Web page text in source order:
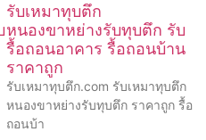
รับเหมาทุบตึก
หนองขาหย่างรับทุบตึก รับ
รื้อถอนอาคาร รื้อถอนบ้าน
ราคาถูก
รับเหมาทุบตึก.com รับเหมาทุบตึก
หนองขาหย่างรับทุบตึก ราคาถูก รื้อ
ถอนบ้า